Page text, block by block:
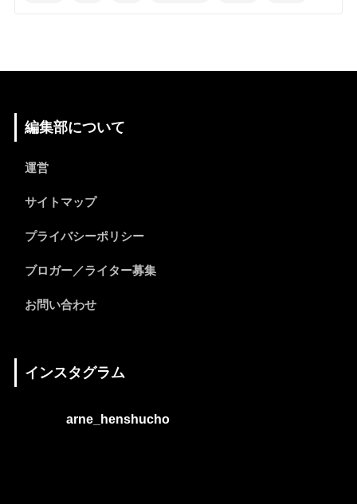
編集部について
運営
サイトマップ
プライバシーポリシー
ブロガー／ライター募集
お問い合わせ
インスタグラム
arne_henshucho